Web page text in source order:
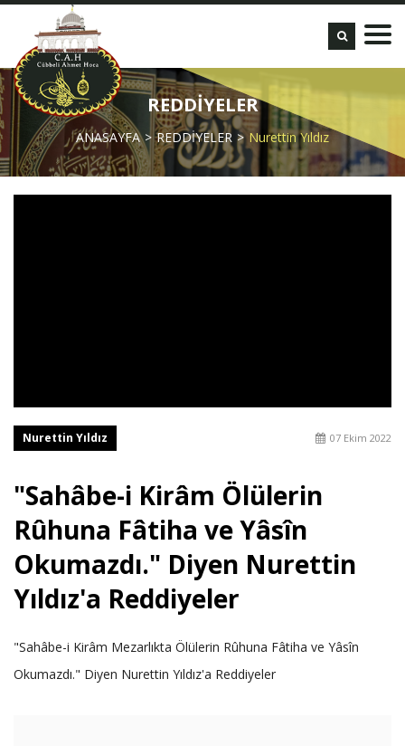
REDDİYELER
ANASAYFA REDDİYELER Nurettin Yıldız
Nurettin Yıldız 07 Ekim 2022
"Sahâbe-i Kirâm Ölülerin
Rûhuna Fâtiha ve Yâsîn
Okumazdı." Diyen Nurettin
Yıldız'a Reddiyeler
"Sahâbe-i Kirâm Mezarlıkta Ölülerin Rûhuna Fâtiha ve Yâsîn
Okumazdı." Diyen Nurettin Yıldız'a Reddiyeler